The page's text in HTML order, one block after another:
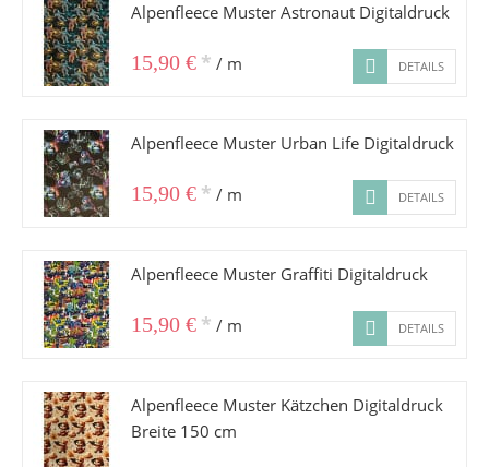
Alpenfleece Muster Astronaut Digitaldruck
15,90 € * / m DETAILS
Alpenfleece Muster Urban Life Digitaldruck
15,90 € * / m DETAILS
Alpenfleece Muster Graffiti Digitaldruck
15,90 € * / m DETAILS
Alpenfleece Muster Kätzchen Digitaldruck
Breite 150 cm